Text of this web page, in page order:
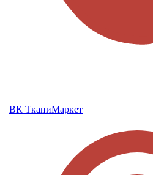
ВК ТканиМаркет